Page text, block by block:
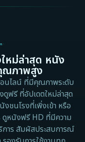
หม่ล่าสุด หนัง
ณภาพสูง
นไลน์ ที่มีคุณภาพระดับ
ดูฟรี ที่อัปเดตใหม่ล่าสุด
ชนโรงที่เพิ่งเข้า หรือ
ดูหนังฟรี HD ที่มีความ
การ สัมผัสประสบการณ์